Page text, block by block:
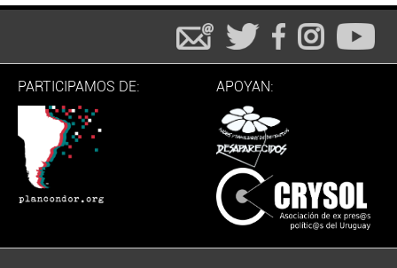
PARTICIPAMOS DE: APOYAN: